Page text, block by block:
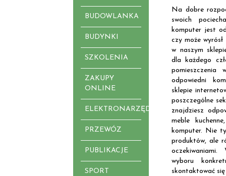
BUDOWLANKA
BUDYNKI
SZKOLENIA
ZAKUPY
ONLINE
ELEKTRONARZĘDZIA
PRZEWÓZ
PUBLIKACJE
SPORT
Na dobre
swoich
komputer jest
czy może
w naszym
dla każdego
pomieszczenia
odpowiedni
sklepie
poszczególne
znajdziesz
meble
komputer. Nie
produktów, ale
wyboru
skontaktować